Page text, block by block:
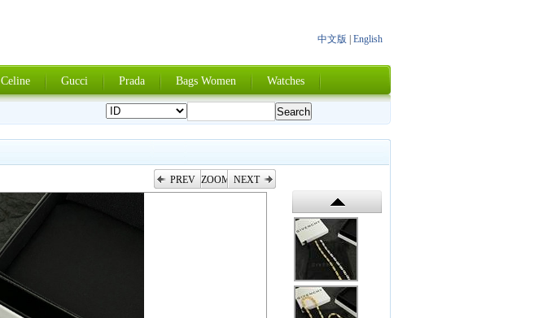
中文版
English
Celine Gucci Prada Bags Women Watches
PREV ZOOM NEXT